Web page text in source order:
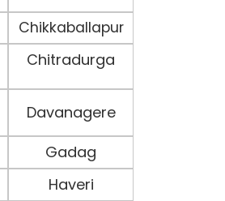
Chikkaballapur
Chitradurga
Davanagere
Gadag
Haveri